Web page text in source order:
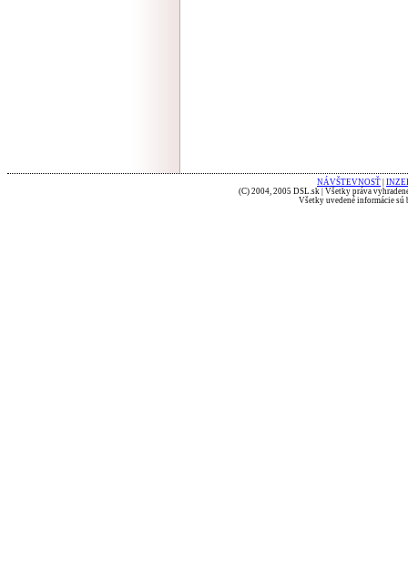
NÁVŠTEVNOSŤ
(C) 2004, 2005 DSL.sk | Všetky práva
Všetky uvedené informácie sú